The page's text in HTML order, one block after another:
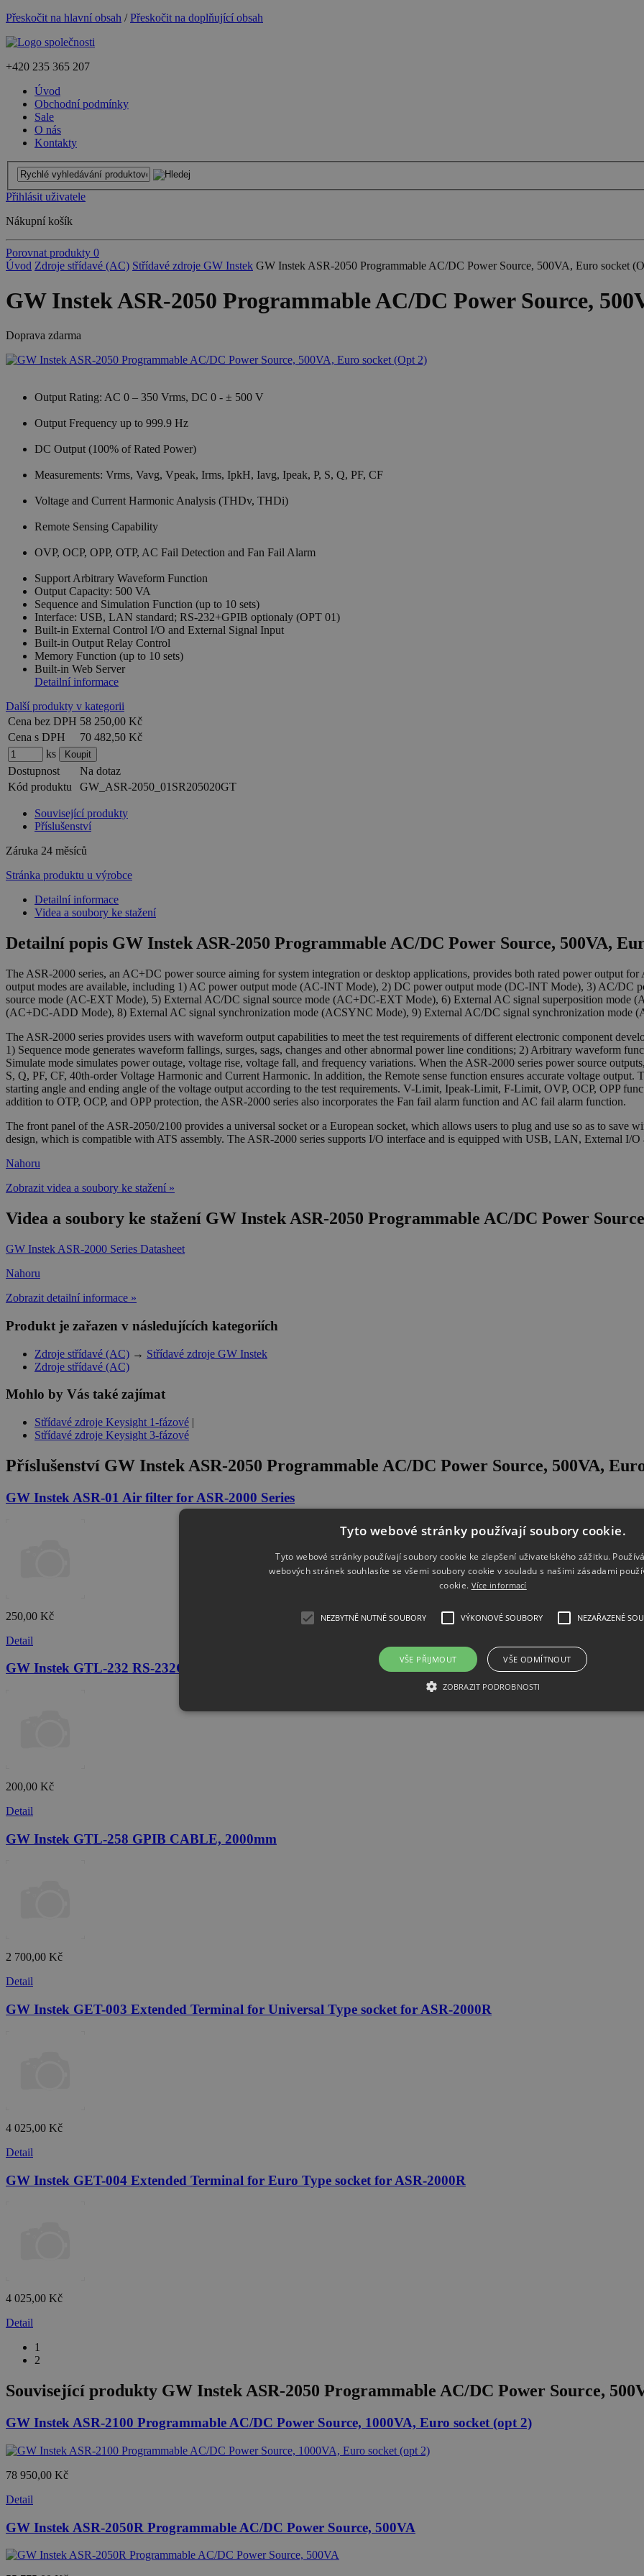
Přeskočit na hlavní obsah /Přeskočit na doplňující obsah
+420 235 365 207
Úvod
Obchodní podmínky
Sale
O nás
Kontakty
Přihlásit uživatele
Nákupní košík
Porovnat produkty 0
Úvod Zdroje střídavé (AC) Střídavé zdroje GW Instek GW Instek ASR-2050 Programmable AC/DC Power Source, 500VA, Euro socket
GW Instek ASR-2050 Programmable AC/DC Power Source,
Doprava zdarma
Output Rating: AC 0 – 350 Vrms, DC 0 - ± 500 V
Output Frequency up to 999.9 Hz
DC Output (100% of Rated Power)
Measurements: Vrms, Vavg, Vpeak, Irms, IpkH, Iavg, Ipeak, P, S, Q, PF, CF
Voltage and Current Harmonic Analysis (THDv, THDi)
Remote Sensing Capability
OVP, OCP, OPP, OTP, AC Fail Detection and Fan Fail Alarm
Support Arbitrary Waveform Function
Output Capacity: 500 VA
Sequence and Simulation Function (up to 10 sets)
Interface: USB, LAN standard; RS-232+GPIB optionaly (OPT 01)
Built-in External Control I/O and External Signal Input
Built-in Output Relay Control
Memory Function (up to 10 sets)
Built-in Web Server
Detailní informace
Další produkty v kategorii
Cena bez DPH 58 250,00 Kč
Cena s DPH
70 482,50 Kč
ks
Dostupnost
Na dotaz
Kód produktu
GW_ASR-2050_01SR205020GT
Související produkty
Příslušenství
Záruka 24 měsíců
Stránka produktu u výrobce
Detailní informace
Videa a soubory ke stažení
Detailní popis GW Instek ASR-2050 Programmable AC/DC Power Source, 500VA,
The ASR-2000 series, an AC+DC power source aiming for system integration or desktop applications, provides both rated power output
output modes are available, including 1) AC power output mode (AC-INT Mode), 2) DC power output mode (DC-INT Mode), 3) AC/DC
source mode (AC-EXT Mode), 5) External AC/DC signal source mode (AC+DC-EXT Mode), 6) External AC signal superposition mode
(AC+DC-ADD Mode), 8) External AC signal synchronization mode (ACSYNC Mode), 9) External AC/DC signal synchronization mode
The ASR-2000 series provides users with waveform output capabilities to meet the test requirements of different electronic component
1) Sequence mode generates waveform fallings, surges, sags, changes and other abnormal power line conditions; 2) Arbitrary waveform
Simulate mode simulates power outage, voltage rise, voltage fall, and frequency variations. When the ASR-2000 series power source
S, Q, PF, CF, 40th-order Voltage Harmonic and Current Harmonic. In addition, the Remote sense function ensures accurate voltage
starting angle and ending angle of the voltage output according to the test requirements. V-Limit, Ipeak-Limit, F-Limit, OVP, OCP, OPP
addition to OTP, OCP, and OPP protection, the ASR-2000 series also incorporates the Fan fail alarm function and AC fail alarm function.
The front panel of the ASR-2050/2100 provides a universal socket or a European socket, which allows users to plug and use so as to
design, which is compatible with ATS assembly. The ASR-2000 series supports I/O interface and is equipped with USB, LAN, External I/
Nahoru
Zobrazit videa a soubory ke stažení »
Videa a soubory ke stažení GW Instek ASR-2050 Programmable AC/DC Power
GW Instek ASR-2000 Series Datasheet
Nahoru
Zobrazit detailní informace »
Produkt je zařazen v následujících kategoriích
Zdroje střídavé (AC) → Střídavé zdroje GW Instek
Zdroje střídavé (AC)
Mohlo by Vás také zajímat
Střídavé zdroje Keysight 1-fázové |
Střídavé zdroje Keysight 3-fázové
Příslušenství GW Instek ASR-2050 Programmable AC/DC Power Source, 500VA,
GW Instek ASR-01 Air filter for ASR-2000 Series
250,00 Kč
Detail
GW Instek GTL-232 RS-232C Cable, 9-pin, F-F Type, null modem, 2000mm
200,00 Kč
Detail
GW Instek GTL-258 GPIB CABLE, 2000mm
2 700,00 Kč
Detail
GW Instek GET-003 Extended Terminal for Universal Type socket for ASR-2000R
4 025,00 Kč
Detail
GW Instek GET-004 Extended Terminal for Euro Type socket for ASR-2000R
4 025,00 Kč
Detail
1
2
Související produkty GW Instek ASR-2050 Programmable AC/DC Power Source,
GW Instek ASR-2100 Programmable AC/DC Power Source, 1000VA, Euro socket (opt 2)
78 950,00 Kč
Detail
GW Instek ASR-2050R Programmable AC/DC Power Source, 500VA
Tyto webové stránky používají soubory cookie.
Tyto webové stránky používají soubory cookie ke zlepšení uživatelského zážitku.
webových stránek souhlasíte se všemi soubory cookie v souladu s našimi zásadami
cookie. Více informací
NEZBYTNĚ NUTNÉ SOUBORY VÝKONOVÉ SOUBORY NEZAŘAZENÉ
VŠE PŘIJMOUT VŠE ODMÍTNOUT
ZOBRAZIT PODROBNOSTI